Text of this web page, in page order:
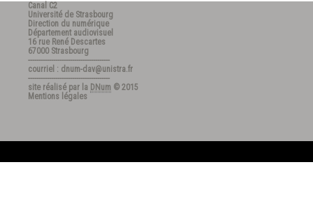
Canal C2
Université de Strasbourg
Direction du numérique
Département audiovisuel
16 rue René Descartes
67000 Strasbourg
---------------------------------------
courriel : dnum-dav@unistra.fr
---------------------------------------
site réalisé par la DNum © 2015
Mentions légales